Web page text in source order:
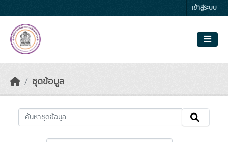
เข้าสู่ระบบ
ชุดข้อมูล